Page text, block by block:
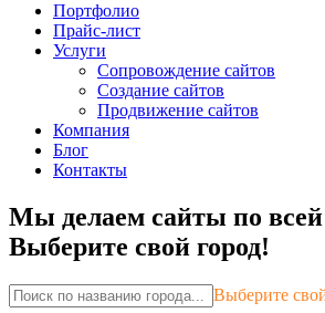
Портфолио
Прайс-лист
Услуги
Сопровождение сайтов
Создание сайтов
Продвижение сайтов
Компания
Блог
Контакты
Мы делаем сайты по всей
Выберите свой город!
Выберите